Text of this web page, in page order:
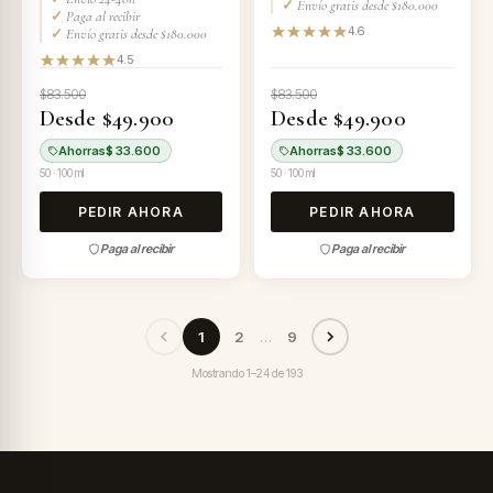
✓ Paga al recibir
✓ Envío gratis desde $180.000
4.5
$83.500
Desde $49.900
Ahorras$ 33.600
50 · 100 ml
PEDIR AHORA
Paga al recibir
✓ Envío gratis desde $180.000
4.6
$83.500
Desde $49.900
Ahorras$ 33.600
50 · 100 ml
PEDIR AHORA
Paga al recibir
1 2 … 9
Mostrando1–24de193